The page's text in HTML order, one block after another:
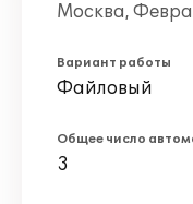
Москва,
Вариант работы
Файловый
Общее число
3